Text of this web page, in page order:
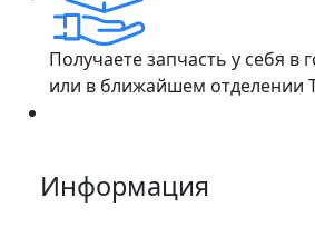
Получаете запчасть у себя в
или в ближайшем отделении
Информация